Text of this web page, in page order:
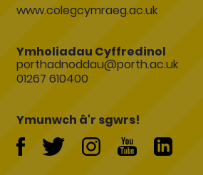
www.colegcymraeg.ac.uk
Ymholiadau Cyffredinol
porthadnoddau@porth.ac.uk
01267 610400
Ymunwch â'r sgwrs!